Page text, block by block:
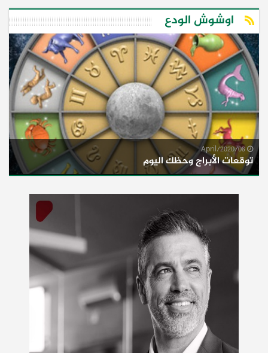
اوشوش الودع
توقعات الأبراج وحظك اليوم